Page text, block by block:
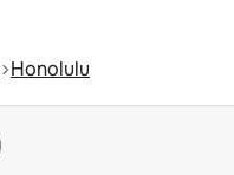
Honolulu